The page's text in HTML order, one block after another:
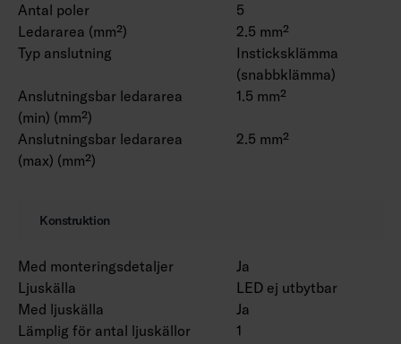
Antal poler
5
Ledararea (mm²)
2.5 mm²
Typ anslutning
Insticksklämma
(snabbklämma)
Anslutningsbar ledararea
(min) (mm²)
1.5 mm²
Anslutningsbar ledararea
(max) (mm²)
2.5 mm²
Konstruktion
Med monteringsdetaljer
Ja
Ljuskälla
LED ej utbytbar
Med ljuskälla
Ja
Lämplig för antal ljuskällor
1